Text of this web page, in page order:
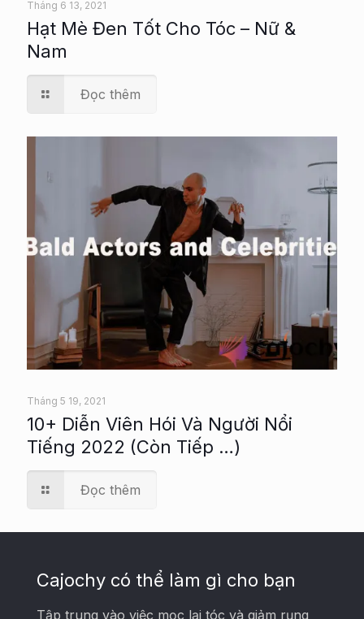
Tháng 6 13, 2021
Hạt Mè Đen Tốt Cho Tóc – Nữ &
Nam
Đọc thêm
Tháng 5 19, 2021
10+ Diễn Viên Hói Và Người Nổi
Tiếng 2022 (Còn Tiếp …)
Đọc thêm
Cajochy có thể làm gì cho bạn
Tập trung vào việc mọc lại tóc và giảm rụng